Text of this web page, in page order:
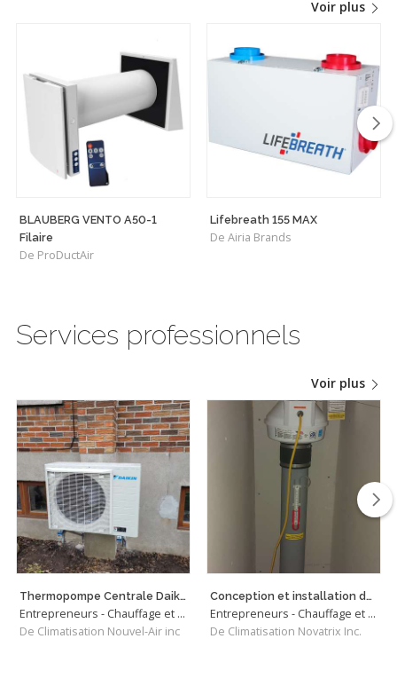
Voir plus
BLAUBERG VENTO A50-1
Filaire
De ProDuctAir
Lifebreath 155 MAX
De Airia Brands
Services professionnels
Voir plus
Thermopompe Centrale Daikin Fit
Entrepreneurs - Chauffage et Climatisation
De Climatisation Nouvel-Air inc
Conception et installation de systèmes d'atténuation du radon
Entrepreneurs - Chauffage et Climatisation
De Climatisation Novatrix Inc.